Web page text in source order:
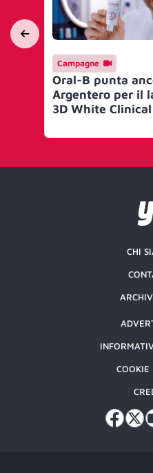
Campagne
Oral-B punta
Argentero per il
3D White Clinical
CHI
COOKIE